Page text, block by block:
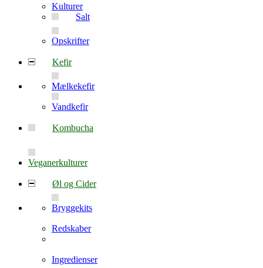
Kulturer
Salt
Opskrifter
Kefir
Mælkekefir
Vandkefir
Kombucha
Veganerkulturer
Øl og Cider
Bryggekits
Redskaber
Ingredienser